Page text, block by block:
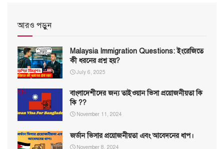
আরও পড়ুন
Malaysia Immigration Questions: ইংরেজিতে
কী ধরনের প্রশ্ন হয়?
July 6, 2025
বাংলাদেশীদের জন্য তাইওয়ান ভিসা প্রয়োজনীয়তা কি
কি ??
November 11, 2024
জর্ডান ভিসার প্রয়োজনীয়তা এবং আবেদনের ধাপ।
November 8, 2024